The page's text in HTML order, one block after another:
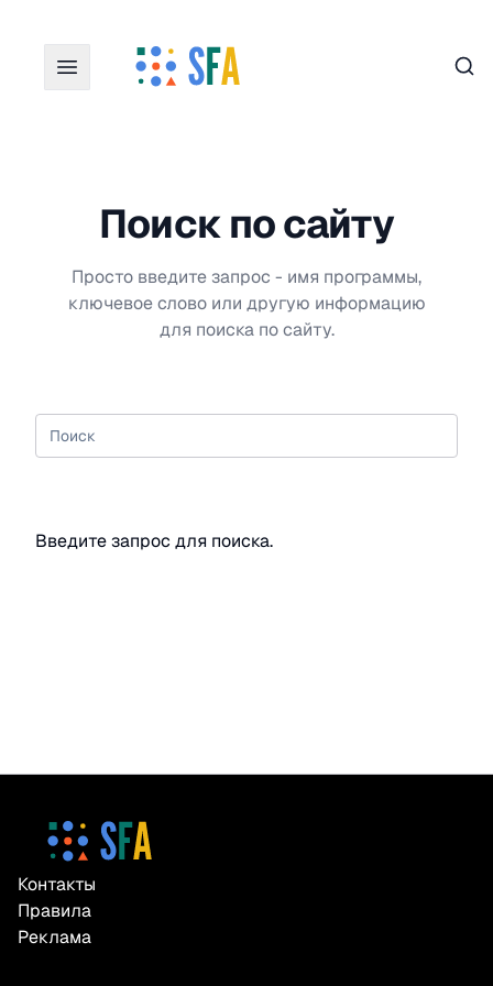
Поиск по сайту
Просто введите запрос - имя программы,
ключевое слово или другую информацию
для поиска по сайту.
Поиск по сайту
Введите запрос для поиска.
Контакты
Правила
Реклама